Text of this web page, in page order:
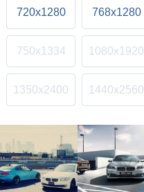
720x1280 768x1280
750x1334 1080x1920
1350x2400 1440x2560